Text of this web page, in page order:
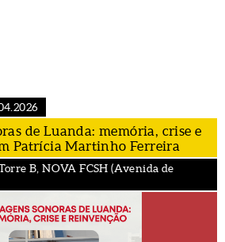
de Luanda: memória, crise e
Patrícia Martinho Ferreira
B, NOVA FCSH (Avenida de